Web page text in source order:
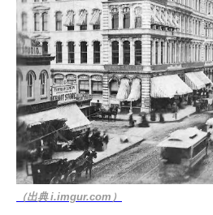
（出典 i.imgur.com）